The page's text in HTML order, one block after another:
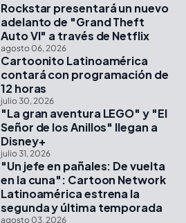
Rockstar presentará un nuevo
adelanto de "Grand Theft
Auto VI" a través de Netflix
agosto 06, 2026
Cartoonito Latinoamérica
contará con programación de
12 horas
julio 30, 2026
"La gran aventura LEGO" y "El
Señor de los Anillos" llegan a
Disney+
julio 31, 2026
"Un jefe en pañales: De vuelta
en la cuna": Cartoon Network
Latinoamérica estrena la
segunda y última temporada
agosto 03, 2026